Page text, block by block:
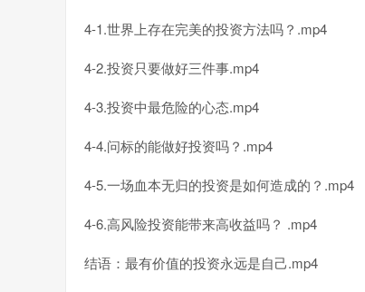
4-1.世界上存在完美的投资方法吗？.mp4
4-2.投资只要做好三件事.mp4
4-3.投资中最危险的心态.mp4
4-4.问标的能做好投资吗？.mp4
4-5.一场血本无归的投资是如何造成的？.mp4
4-6.高风险投资能带来高收益吗？ .mp4
结语：最有价值的投资永远是自己.mp4